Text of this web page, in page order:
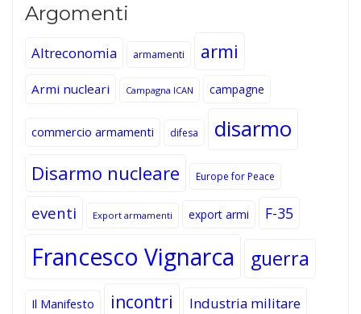
Argomenti
Altreconomia armamenti armi
Armi nucleari Campagna ICAN campagne
commercio armamenti difesa disarmo
Disarmo nucleare Europe for Peace
eventi Export armamenti export armi F-35
Francesco Vignarca guerra
Il Manifesto incontri Industria militare